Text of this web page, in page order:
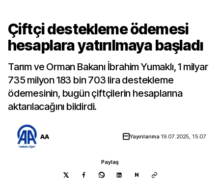
Çiftçi destekleme ödemesi
hesaplara yatırılmaya başladı
Tarım ve Orman Bakanı İbrahim Yumaklı, 1 milyar
735 milyon 183 bin 703 lira destekleme
ödemesinin, bugün çiftçilerin hesaplarına
aktarılacağını bildirdi.
AA Yayınlanma 19.07.2025, 15:07
Paylaş
N